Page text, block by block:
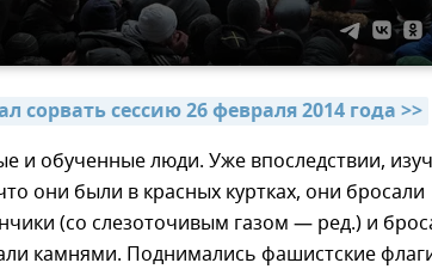
сорвать сессию 26 февраля 2014 года >>
и обученные люди. Уже впоследствии,
они были в красных куртках, они бросали
(со слезоточивым газом — ред.) и
камнями. Поднимались фашистские